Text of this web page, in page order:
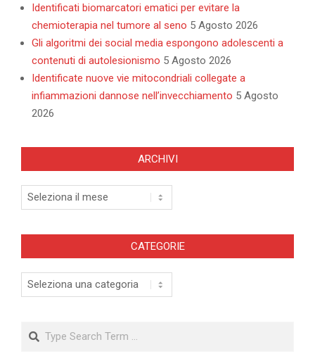
Identificati biomarcatori ematici per evitare la
chemioterapia nel tumore al seno 5 Agosto 2026
Gli algoritmi dei social media espongono adolescenti a
contenuti di autolesionismo 5 Agosto 2026
Identificate nuove vie mitocondriali collegate a
infiammazioni dannose nell’invecchiamento 5 Agosto
2026
ARCHIVI
Archivi
CATEGORIE
Categorie
Search